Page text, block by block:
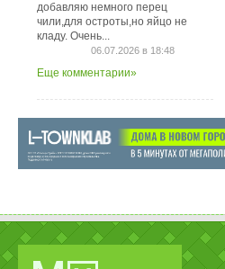
добавляю немного перец
чили,для остроты,но яйцо не
кладу. Очень...
06.07.2026 в 18:48
Еще комментарии»